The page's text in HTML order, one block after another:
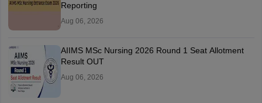
Reporting
Aug 06, 2026
AIIMS MSc Nursing 2026 Round 1 Seat Allotment
Result OUT
Aug 06, 2026